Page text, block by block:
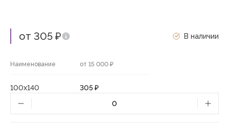
от 305 ₽ В наличии
Наименование от 15 000 ₽
100х140 305 ₽